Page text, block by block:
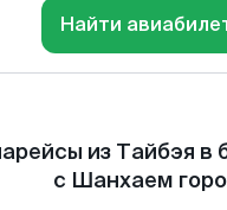
Найти
из Тайбэя в
с Шанхаем